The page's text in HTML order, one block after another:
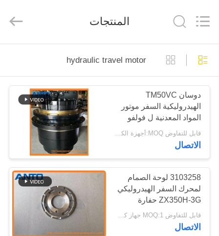
الصفحة
الرئيسية
منتجات
معلومات
جولة
في
المعمل
Parts
Co.,Ltd..
Reserved.
المنتجات
hydraulic travel motor
دوسان TM50VC
الهيدروليكية السفر موتور
المواد المعدنية ل فولفو
EC360 حفارة
قابل للتفاوض MOQ:أجهزة الكمبيوتر 1
الاتصال
3103258 لوحة الصمام
لمحرك السفر الهيدروليكي
ZX350H-3G حفارة
هيتاشي
قابل للتفاوض MOQ:1 جهاز كمبيوتر شخصى
الاتصال